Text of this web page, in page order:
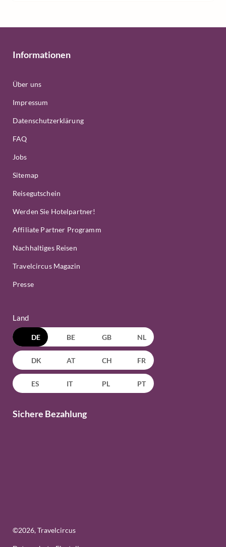
Informationen
Über uns
Impressum
Datenschutzerklärung
FAQ
Jobs
Sitemap
Reisegutschein
Werden Sie Hotelpartner!
Affiliate Partner Programm
Nachhaltiges Reisen
Travelcircus Magazin
Presse
Land
DE BE GB NL
DK AT CH FR
ES IT PL PT
Sichere Bezahlung
©2026, Travelcircus